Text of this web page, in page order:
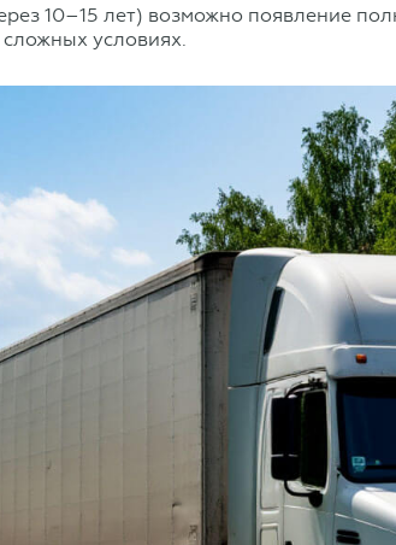
10–15 лет) возможно появление
условиях.